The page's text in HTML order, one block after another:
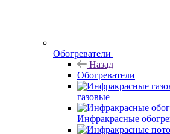
Обогреватели
Назад
Обогреватели
газовые
Инфракрасные